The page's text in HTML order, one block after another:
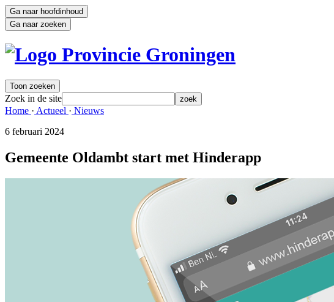
Ga naar hoofdinhoud
Ga naar zoeken
Toon zoeken
Zoek in de site zoek
Home · Actueel · Nieuws
6 februari 2024
Gemeente Oldambt start met Hinderapp